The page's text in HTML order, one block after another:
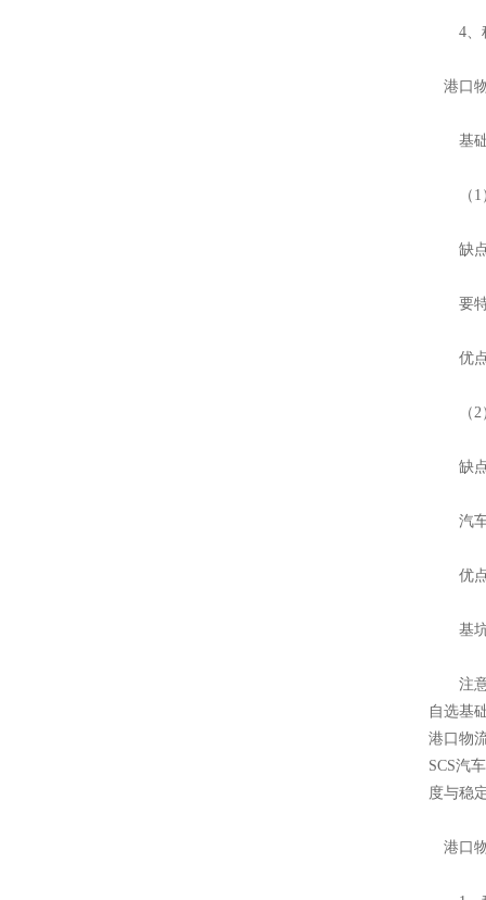
4、称
港口
基础
（1
缺点
要特
优点
（2
缺点
汽车
优点
基坑
注意
自选基
港口物
SCS汽
度与稳
港口